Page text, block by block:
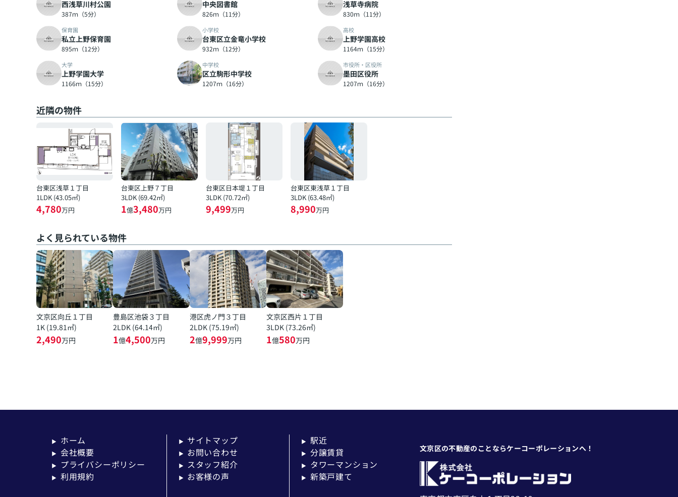
西浅草川村公園
387ｍ（5分）
中央図書館
826ｍ（11分）
浅草寺病院
830ｍ（11分）
保育園
私立上野保育園
895ｍ（12分）
小学校
台東区立金竜小学校
932ｍ（12分）
高校
上野学園高校
1164ｍ（15分）
大学
上野学園大学
1166ｍ（15分）
中学校
区立駒形中学校
1207ｍ（16分）
市役所・区役所
墨田区役所
1207ｍ（16分）
近隣の物件
台東区浅草１丁目
1LDK (43.05㎡)
4,780万円
台東区上野７丁目
3LDK (69.42㎡)
1億3,480万円
台東区日本堤１丁目
3LDK (70.72㎡)
9,499万円
台東区東浅草１丁目
3LDK (63.48㎡)
8,990万円
よく見られている物件
文京区向丘１丁目
1K (19.81㎡)
2,490万円
豊島区池袋３丁目
2LDK (64.14㎡)
1億4,500万円
港区虎ノ門３丁目
2LDK (75.19㎡)
2億9,999万円
文京区西片１丁目
3LDK (73.26㎡)
1億580万円
▶ ホーム
▶ 会社概要
▶ プライバシーポリシー
▶ 利用規約
▶ サイトマップ
▶ お問い合わせ
▶ スタッフ紹介
▶ お客様の声
▶ 駅近
▶ 分譲賃貸
▶ タワーマンション
▶ 新築戸建て
文京区の不動産のことならケーコーポレーションへ！